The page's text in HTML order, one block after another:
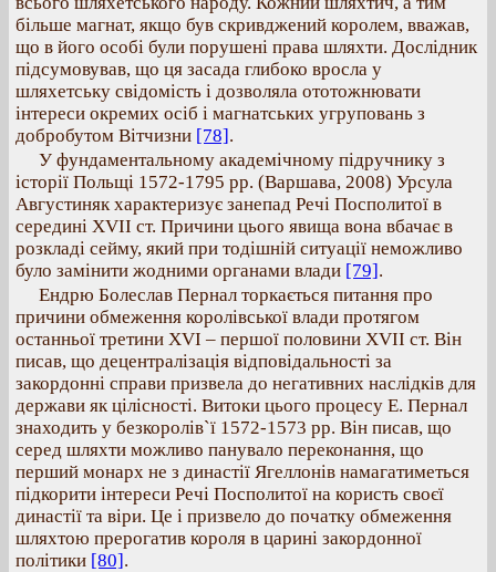
більше магнат, якщо був скривджений королем, вважав,
що в його особі були порушені права шляхти. Дослідник
підсумовував, що ця засада глибоко вросла у
шляхетську свідомість і дозволяла ототожнювати
інтереси окремих осіб і магнатських угруповань з
добробутом Вітчизни [78].
У фундаментальному академічному підручнику з
історії Польщі 1572-1795 рр. (Варшава, 2008) Урсула
Августиняк характеризує занепад Речі Посполитої в
середині XVII ст. Причини цього явища вона вбачає в
розкладі сейму, який при тодішній ситуації неможливо
було замінити жодними органами влади [79].
Ендрю Болеслав Пернал торкається питання про
причини обмеження королівської влади протягом
останньої третини XVI – першої половини XVII ст. Він
писав, що децентралізація відповідальності за
закордонні справи призвела до негативних наслідків для
держави як цілісності. Витоки цього процесу Е. Пернал
знаходить у безкоролів`ї 1572-1573 рр. Він писав, що
серед шляхти можливо панувало переконання, що
перший монарх не з династії Ягеллонів намагатиметься
підкорити інтереси Речі Посполитої на користь своєї
династії та віри. Це і призвело до початку обмеження
шляхтою прерогатив короля в царині закордонної
політики [80].